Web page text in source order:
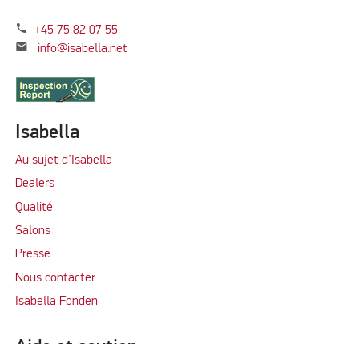
phone +45 75 82 07 55
mail info@isabella.net
Isabella
Au sujet d’Isabella
Dealers
Qualité
Salons
Presse
Nous contacter
Isabella Fonden